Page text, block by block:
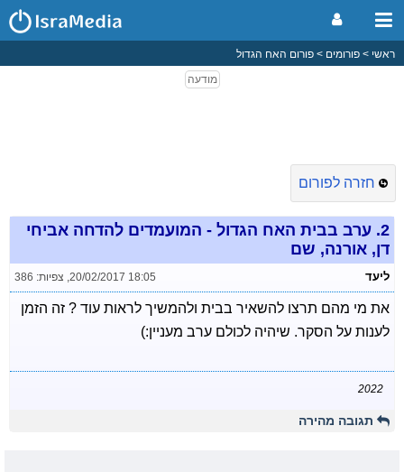
ראשי פורומים פורום האח הגדול
חזרה לפורום
2. ערב בבית האח הגדול - המועמדים להדחה אביחי
דן, אורנה, שם
ליעד 20/02/2017 18:05
, צפיות: 386
את מי מהם תרצו להשאיר בבית ולהמשיך לראות עוד ? זה הזמן
לענות על הסקר. שיהיה לכולם ערב מעניין:)
2022
תגובה מהירה